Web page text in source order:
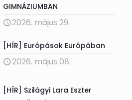
GIMNÁZIUMBAN
2026. május 29.
[HÍR] Európások Európában
2026. május 08.
[HÍR] Szilágyi Lara Eszter